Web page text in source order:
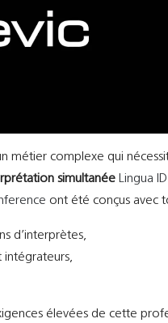
métier complexe qui
simultanée Lingua ID
ont été conçus avec
d’interprètes,
intégrateurs,
élevées de cette